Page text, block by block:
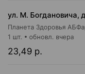
ул. М. Богдановича,
23,49 р.
1 шт. обновл. вчера